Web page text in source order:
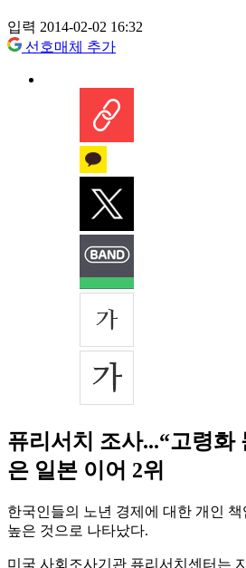
입력 2014-02-02 16:32
선호매체 추가
퓨리서치 조사...“고령화
은 일본 이어 2위
한국인들의 노년 경제에 대한 개인
높은 것으로 나타났다.
미국 사회조사기관 퓨리서치센터는